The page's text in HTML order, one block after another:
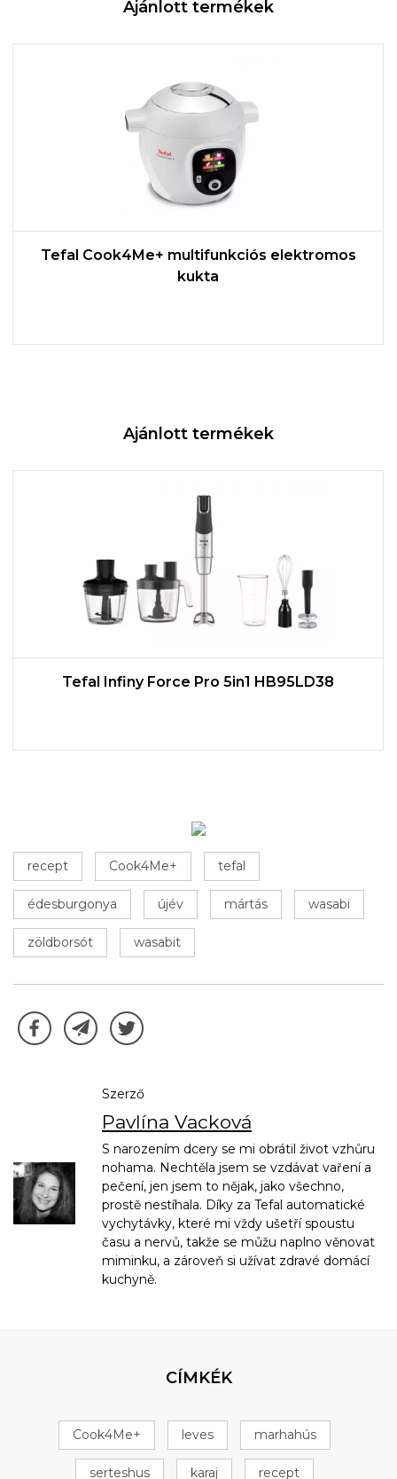
Ajánlott termékek
Tefal Cook4Me+ multifunkciós elektromos
kukta
Ajánlott termékek
Tefal Infiny Force Pro 5in1 HB95LD38
recept Cook4Me+ tefal
édesburgonya újév mártás wasabi
zöldborsót wasabit
Szerző
Pavlína Vacková
S narozením dcery se mi obrátil život vzhůru
nohama. Nechtěla jsem se vzdávat vaření a
pečení, jen jsem to nějak, jako všechno,
prostě nestíhala. Díky za Tefal automatické
vychytávky, které mi vždy ušetří spoustu
času a nervů, takže se můžu naplno věnovat
miminku, a zároveň si užívat zdravé domácí
kuchyně.
CÍMKÉK
Cook4Me+ leves marhahús
serteshus karaj recept